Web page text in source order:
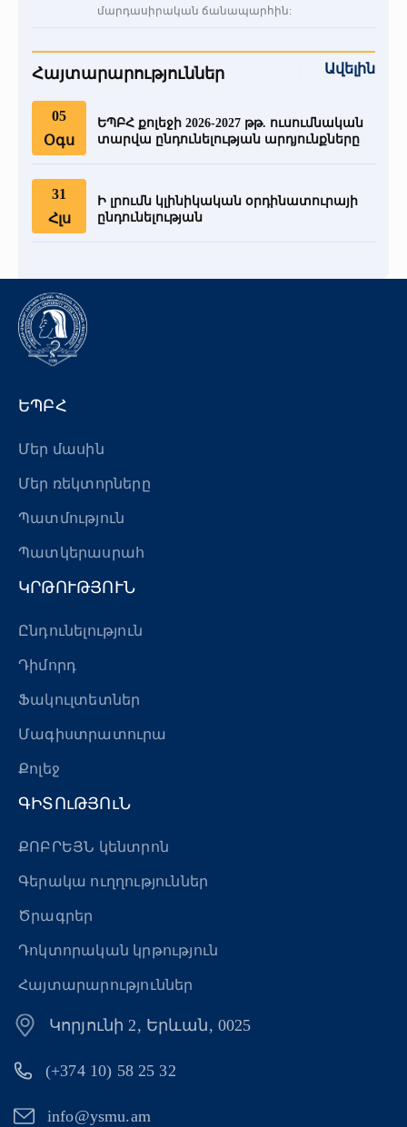
մարդասիրական ճանապարհին:
Հայտարարություններ Ավելին
05
Օգս
ԵՊԲՀ քոլեջի 2026-2027 թթ. ուսումնական
տարվա ընդունելության արդյունքները
31
Հլս
Ի լրումն կլինիկական օրդինատուրայի
ընդունելության
ԵՊԲՀ
Մեր մասին
Մեր ռեկտորները
Պատմություն
Պատկերասրահ
ԿՐԹՈՒԹՅՈՒՆ
Ընդունելություն
Դիմորդ
Ֆակուլտետներ
Մագիստրատուրա
Քոլեջ
ԳԻՏՈւԹՅՈւՆ
ՔՈԲՐԵՅՆ կենտրոն
Գերակա ուղղություններ
Ծրագրեր
Դոկտորական կրթություն
Հայտարարություններ
Կորյունի 2, Երևան, 0025
(+374 10) 58 25 32
info@ysmu.am